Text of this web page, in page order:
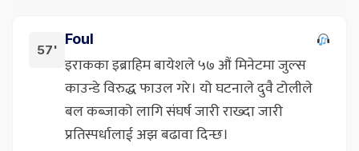
57'
Foul
इराकका इब्राहिम बायेशले ५७ औं मिनेटमा जुल्स
काउन्डे विरुद्ध फाउल गरे। यो घटनाले दुवै टोलीले
बल कब्जाको लागि संघर्ष जारी राख्दा जारी
प्रतिस्पर्धालाई अझ बढावा दिन्छ।